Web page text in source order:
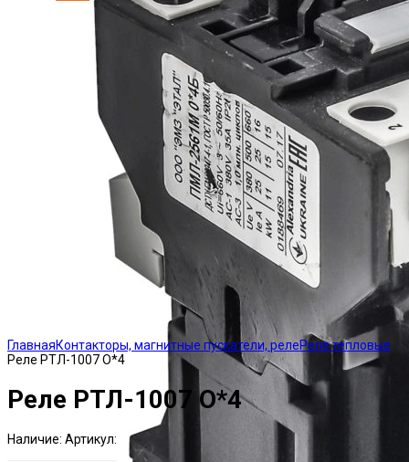
ГлавнаяКонтакторы, магнитные пускатели, релеРеле тепловые
Реле РТЛ-1007 О*4
Реле РТЛ-1007 О*4
Наличие: Артикул: